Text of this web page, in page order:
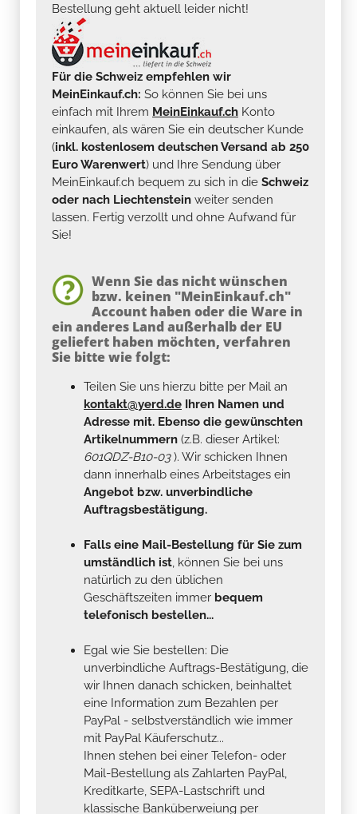
Bestellung geht aktuell leider nicht!
Für die Schweiz empfehlen wir
MeinEinkauf.ch: So können Sie bei uns
einfach mit Ihrem MeinEinkauf.ch Konto
einkaufen, als wären Sie ein deutscher Kunde
(inkl. kostenlosem deutschen Versand ab 250
Euro Warenwert) und Ihre Sendung über
MeinEinkauf.ch bequem zu sich in die Schweiz
oder nach Liechtenstein weiter senden
lassen. Fertig verzollt und ohne Aufwand für
Sie!
Wenn Sie das nicht wünschen
bzw. keinen "MeinEinkauf.ch"
Account haben oder die Ware in
ein anderes Land außerhalb der EU
geliefert haben möchten, verfahren
Sie bitte wie folgt:
Teilen Sie uns hierzu bitte per Mail an
kontakt@yerd.de Ihren Namen und
Adresse mit. Ebenso die gewünschten
Artikelnummern (z.B. dieser Artikel:
601QDZ-B10-03). Wir schicken Ihnen
dann innerhalb eines Arbeitstages ein
Angebot bzw. unverbindliche
Auftragsbestätigung.
Falls eine Mail-Bestellung für Sie zum
umständlich ist, können Sie bei uns
natürlich zu den üblichen
Geschäftszeiten immer bequem
telefonisch bestellen...
Egal wie Sie bestellen: Die
unverbindliche Auftrags-Bestätigung, die
wir Ihnen danach schicken, beinhaltet
eine Information zum Bezahlen per
PayPal - selbstverständlich wie immer
mit PayPal Käuferschutz...
Ihnen stehen bei einer Telefon- oder
Mail-Bestellung als Zahlarten PayPal,
Kreditkarte, SEPA-Lastschrift und
klassische Banküberweiung per